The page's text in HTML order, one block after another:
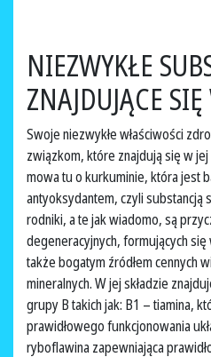
NIEZWYKŁE
ZNAJDUJĄCE
Swoje niezwykłe właściwości
związkom, które znajdują się w
mowa tu o kurkuminie, która jest
antyoksydantem, czyli substancją
rodniki, a te jak wiadomo, są
degeneracyjnych, formujących
także bogatym źródłem cennych
mineralnych. W jej składzie
grupy B takich jak: B1 – tiamina,
prawidłowego funkcjonowania
ryboflawina zapewniająca